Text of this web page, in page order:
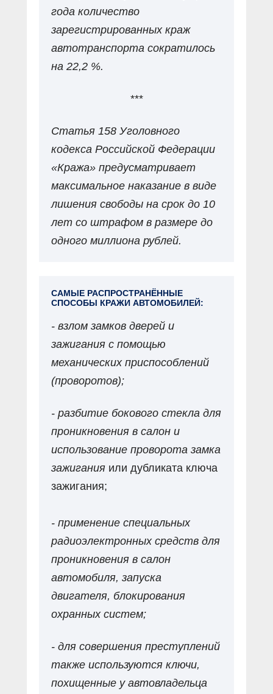
года количество
зарегистрированных краж
автотранспорта сократилось
на 22,2 %.
***
Статья 158 Уголовного
кодекса Российской Федерации
«Кража» предусматривает
максимальное наказание в виде
лишения свободы на срок до 10
лет со штрафом в размере до
одного миллиона рублей.
САМЫЕ РАСПРОСТРАНЁННЫЕ
СПОСОБЫ КРАЖИ АВТОМОБИЛЕЙ:
- взлом замков дверей и
зажигания с помощью
механических приспособлений
(проворотов);
- разбитие бокового стекла для
проникновения в салон и
использование проворота замка
зажигания или дубликата ключа
зажигания;
- применение специальных
радиоэлектронных средств для
проникновения в салон
автомобиля, запуска
двигателя, блокирования
охранных систем;
- для совершения преступлений
также используются ключи,
похищенные у автовладельца